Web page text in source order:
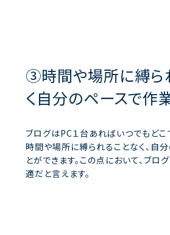
③時間や場所に縛ら
く自分のペースで作
ブログはPC１台あればいつでもどこ
時間や場所に縛られることなく、自
とができます。この点において、ブロ
適だと言えます。